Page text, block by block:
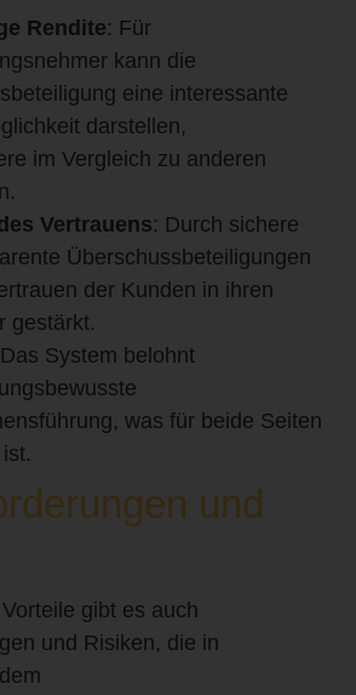
Rendite: Für
kann die
eine interessante
darstellen,
im Vergleich zu anderen
Vertrauens: Durch sichere
Überschussbeteiligungen
der Kunden in ihren
gestärkt.
System belohnt
was für beide Seiten
und
gibt es auch
und Risiken, die in